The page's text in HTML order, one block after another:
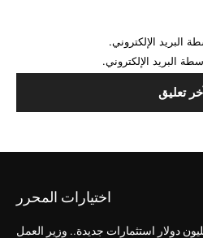
البريد الإلكتروني.
البريد الإلكتروني.
اختيارات المحرر
مليون دولار استثمارات جديدة.. وزير العمل